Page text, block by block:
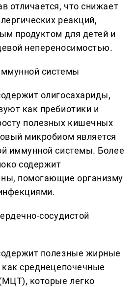
отличается, что снижает
реакций,
продуктом для детей и
непереносимостью.
системы
олигосахариды,
как пребиотики и
полезных кишечных
микробиом является
иммунной системы. Более
содержит
помогающие организму
сосудистой
полезные жирные
среднецепочечные
которые легко